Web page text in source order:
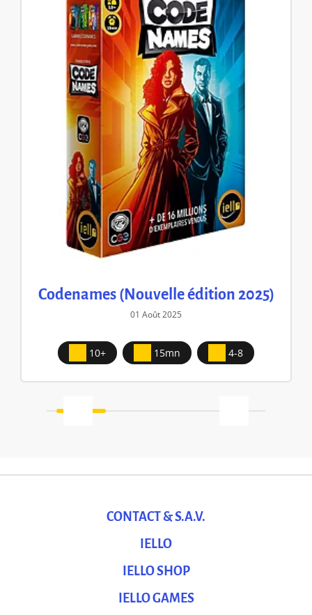
Codenames (Nouvelle édition 2025)
01 Août 2025
10+ 15mn 4-8
CONTACT & S.A.V.
IELLO
IELLO SHOP
IELLO GAMES